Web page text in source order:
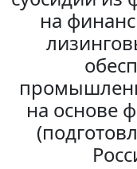
на
на основе